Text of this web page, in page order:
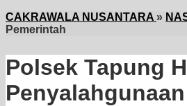
CAKRAWALA NUSANTARA »
Pemerintah
Polsek Tapung